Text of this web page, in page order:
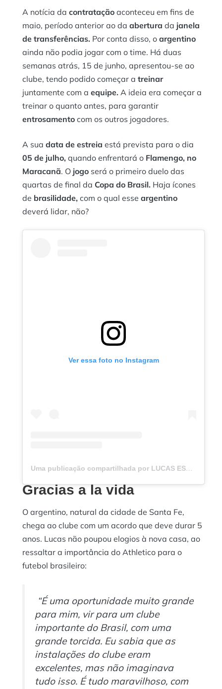
A notícia da contratação aconteceu em fins de
maio, período anterior ao da abertura da janela
de transferências. Por conta disso, o argentino
ainda não podia jogar com o time. Há duas
semanas atrás, 15 de junho, apresentou-se ao
clube, tendo podido começar a treinar
juntamente com a equipe. A ideia era começar a
treinar o quanto antes, para garantir
entrosamento com os outros jogadores.
A sua data de estreia está prevista para o dia
05 de julho, quando enfrentará o Flamengo, no
Maracanã. O jogo será o primeiro duelo das
quartas de final da Copa do Brasil. Haja ícones
de brasilidade, com o qual esse argentino
deverá lidar, não?
Ver essa foto no Instagram
Uma publicação compartilhada por LUCAS ESQUIVEL (@lucaas_esquivel)
Gracias a la vida
O argentino, natural da cidade de Santa Fe,
chega ao clube com um acordo que deve durar 5
anos. Lucas não poupou elogios à nova casa, ao
ressaltar a importância do Athletico para o
futebol brasileiro:
“É uma oportunidade muito grande
para mim, vir para um clube
importante do Brasil, com uma
grande torcida. Eu sabia que as
instalações do clube eram
excelentes, mas não imaginava
tudo isso. É tudo maravilhoso, com